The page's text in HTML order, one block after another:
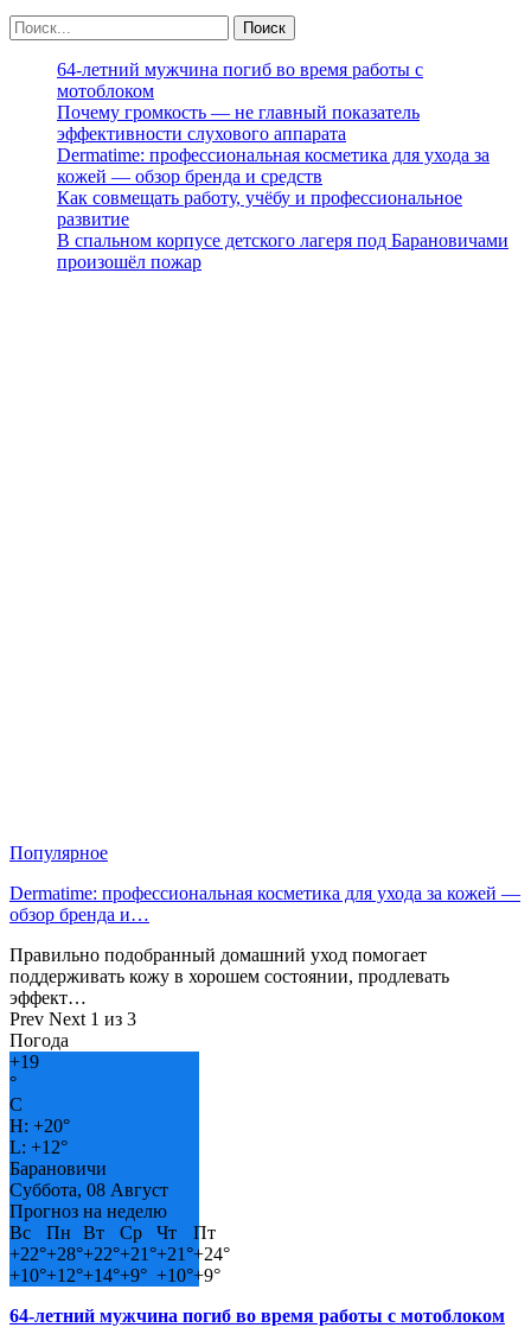
64-летний мужчина погиб во время работы с
мотоблоком
Почему громкость — не главный показатель
эффективности слухового аппарата
Dermatime: профессиональная косметика для ухода за
кожей — обзор бренда и средств
Как совмещать работу, учёбу и профессиональное
развитие
В спальном корпусе детского лагеря под Барановичами
произошёл пожар
Популярное
Dermatime: профессиональная косметика для ухода за кожей —
обзор бренда и…
Правильно подобранный домашний уход помогает
поддерживать кожу в хорошем состоянии, продлевать
эффект…
Prev Next 1 из 3
Погода
+19
°
C
H: +20°
L: +12°
Барановичи
Суббота, 08 Август
Прогноз на неделю
Вс
Пн Вт Ср Чт
Пт
+22°+28°+22°+21°+21°+24°
+10°+12°+14°+9° +10°+9°
64-летний мужчина погиб во время работы с мотоблоком